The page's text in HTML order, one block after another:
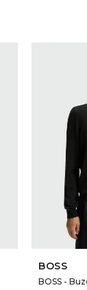
BOSS
BOSS -